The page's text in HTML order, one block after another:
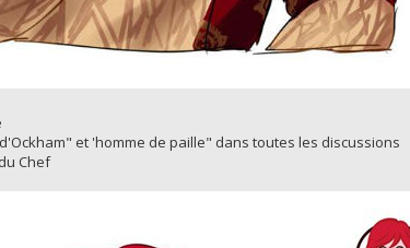
et 'homme de paille" dans toutes les discussions
Chef